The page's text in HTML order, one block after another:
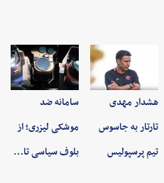
هشدار مهدی
تارتار به جاسوس
تیم پرسپولیس
سامانه ضد
موشکی لیزری؛ از
بلوف سیاسی تا…